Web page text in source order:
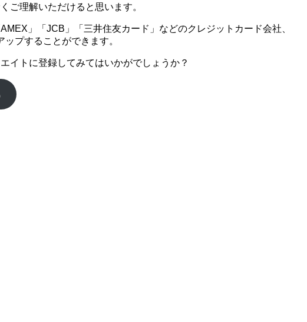
ご理解いただけると思います。
」「JCB」「三井住友カード」などのクレジットカード会社、
プすることができます。
イトに登録してみてはいかがでしょうか？